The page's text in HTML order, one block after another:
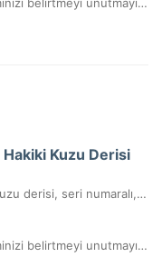
Kuzu Derisi
Chanel Flap Bag (2,55) Chevron, hakiki kuzu derisi, seri numaralı, kutulu, toz torbalı, sertifikalı.
Not: Sipariş notunuzda zincir rengi seçiminizi belirtmeyi unutmayınız!